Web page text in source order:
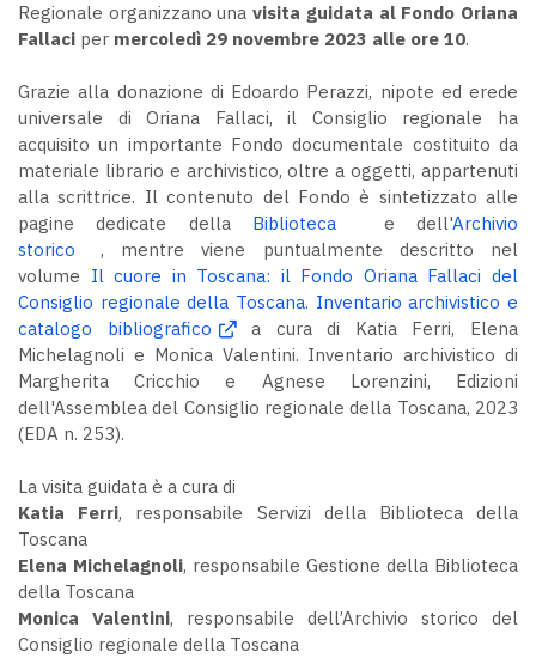
Regionale organizzano unavisita guidata al Fondo Oriana
Fallaci per mercoledì 29 novembre 2023 alle ore 10.
Grazie alla donazione di Edoardo Perazzi, nipote ed erede
universale di Oriana Fallaci, il Consiglio regionale ha
acquisito un importante Fondo documentale costituito da
materiale librario e archivistico, oltre a oggetti, appartenuti
alla scrittrice. Il contenuto del Fondo è sintetizzato alle
pagine dedicate della Biblioteca e dell'Archivio
storico
, mentre viene puntualmente descritto nel
volume Il cuore in Toscana: il Fondo Oriana Fallaci del
Consiglio regionale della Toscana. Inventario archivistico e
catalogo bibliografico
a cura di Katia Ferri, Elena
Michelagnoli e Monica Valentini. Inventario archivistico di
Margherita Cricchio e Agnese Lorenzini, Edizioni
dell'Assemblea del Consiglio regionale della Toscana, 2023
(EDA n. 253).
La visita guidata è a cura di
Katia Ferri, responsabile Servizi della Biblioteca della
Toscana
Elena Michelagnoli, responsabile Gestione della Biblioteca
della Toscana
Monica Valentini, responsabile dell’Archivio storico del
Consiglio regionale della Toscana